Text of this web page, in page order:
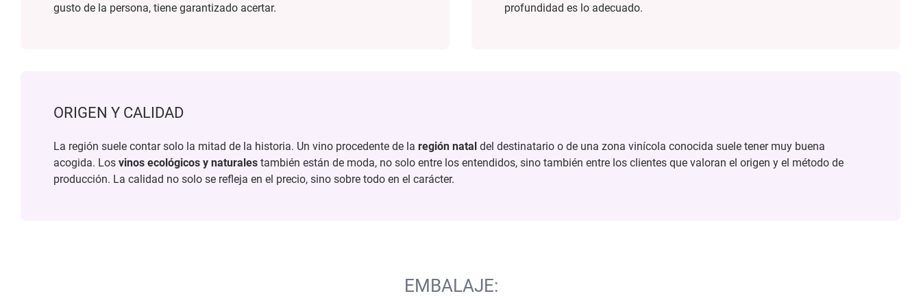
gusto de la persona, tiene garantizado acertar.
profundidad es lo adecuado.
ORIGEN Y CALIDAD
La región suele contar solo la mitad de la historia. Un vino procedente de la región natal del destinatario o de una zona vinícola conocida suele tener muy buena
acogida. Los vinos ecológicos y naturales también están de moda, no solo entre los entendidos, sino también entre los clientes que valoran el origen y el método de
producción. La calidad no solo se refleja en el precio, sino sobre todo en el carácter.
EMBALAJE: